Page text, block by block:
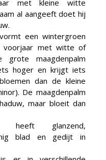
met kleine witte
al aangeeft doet hij
een wintergroen
met witte of
grote maagdenpalm
hoger en krijgt iets
dan de kleine
De maagdenpalm
maar bloeit dan
heeft glanzend,
blad en gedijt in